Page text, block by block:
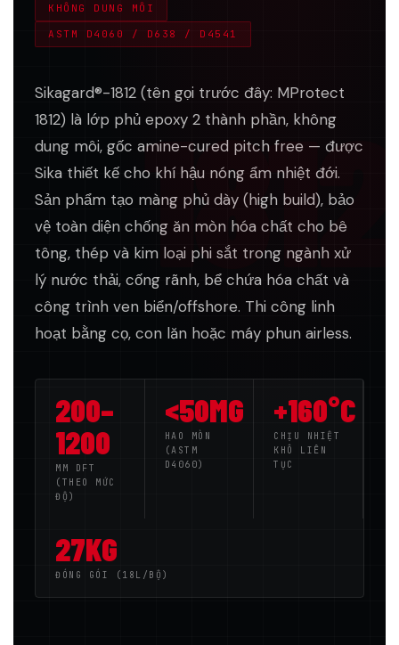
1812
KHÔNG DUNG MÔI
ASTM D4060 / D638 / D4541
Sikagard®-1812 (tên gọi trước đây: MProtect
1812) là lớp phủ epoxy 2 thành phần, không
dung môi, gốc amine-cured pitch free — được
Sika thiết kế cho khí hậu nóng ẩm nhiệt đới.
Sản phẩm tạo màng phủ dày (high build), bảo
vệ toàn diện chống ăn mòn hóa chất cho bê
tông, thép và kim loại phi sắt trong ngành xử
lý nước thải, cống rãnh, bể chứa hóa chất và
công trình ven biển/offshore. Thi công linh
hoạt bằng cọ, con lăn hoặc máy phun airless.
200–
1200
ΜM DFT
(THEO MỨC
ĐỘ)
<50MG
HAO MÒN
(ASTM
D4060)
+160°C
CHỊU NHIỆT
KHÔ LIÊN
TỤC
27KG
ĐÓNG GÓI (18L/BỘ)